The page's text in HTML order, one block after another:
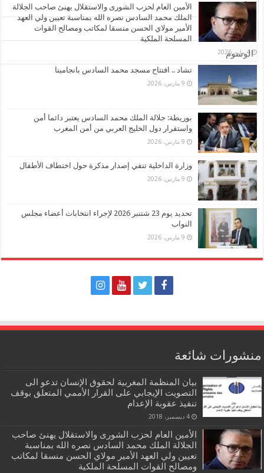
الأشهر
تعليقات
الوسوم
الأمين العام لحزب الشورى والاستقلال يهنئ صاحب الجلالة
الملك محمد السادس نصره الله بمناسبة تعيين ولي العهد
الأمير مولاي الحسن منسقا لمكاتب ومصالح القوات
المسلحة الملكية
4 مايو، 2026
تشاد .. افتتاح مسجد محمد السادس بانجامينا
9 مارس، 2026
بوريطة: جلالة الملك محمد السادس يعتبر دائما أمن
واستقرار دول الخليج العربي من أمن المغرب
9 مارس، 2026
وزارة الداخلية تنفي إصدار مذكرة حول اختطاف الأطفال
9 مارس، 2026
تحديد يوم 23 شتنبر 2026 لإجراء انتخابات أعضاء مجلس
النواب
9 مارس، 2026
منشورات شائعة
بيان المنظمة المغربية لحقوق الإنسان تدعو الى
التصويت الإيجابي على القرار الأممي المتعلق بوقف
تنفيذ عقوبة الإعدام
4 ديسمبر، 2018
الأمين العام لحزب الشورى والاستقلال يهنئ صاحب
الجلالة الملك محمد السادس نصره الله بمناسبة
تعيين ولي العهد الأمير مولاي الحسن منسقا لمكاتب
ومصالح القوات المسلحة الملكية